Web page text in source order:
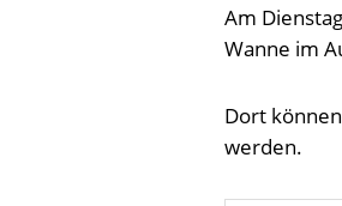
Am
Wanne im
Dort
werden.